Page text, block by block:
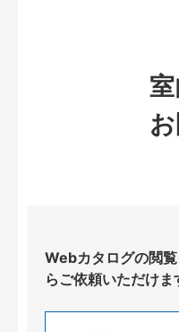
Webカタログの閲
らご依頼いただけま